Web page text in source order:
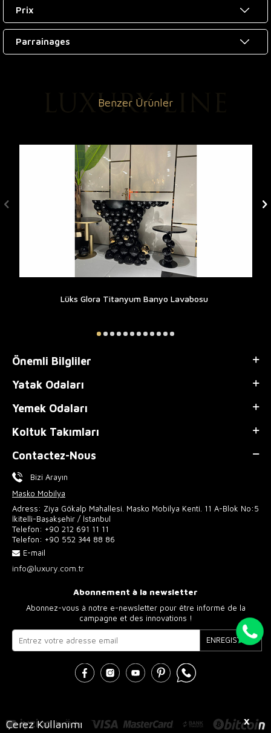
X
Çerez Kullanımı
Prix
Parrainages
Benzer Ürünler
Lüks Glora Titanyum Banyo Lavabosu
Önemli Bilgliler
Yatak Odaları
Yemek Odaları
Koltuk Takımları
Contactez-Nous
Bizi Arayın
Masko Mobilya
Adress: Ziya Gökalp Mahallesi. Masko Mobilya Kenti. 11 A-Blok No:5
İkitelli-Başakşehir / İstanbul
Telefon: +90 212 691 11 11
Telefon: +90 552 344 88 86
E-mail
info@luxury.com.tr
Abonnement à la newsletter
Abonnez-vous à notre e-newsletter pour être informé de la
campagne et des innovations !
ENREGISTRER